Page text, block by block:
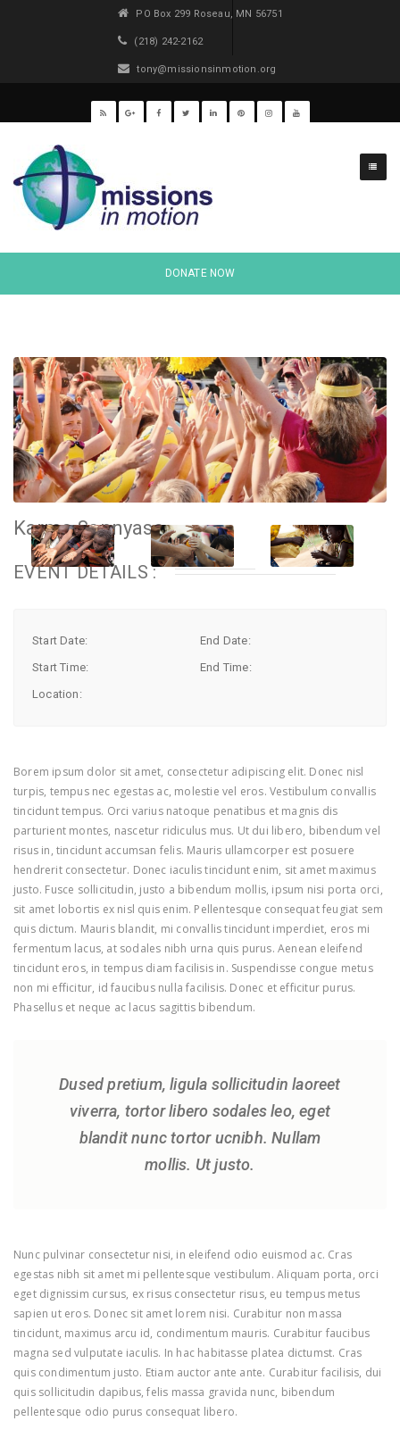
PO Box 299 Roseau, MN 56751
(218) 242-2162
tony@missionsinmotion.org
DONATE NOW
Karma Sannyasa
EVENT DETAILS :
Start Date:
End Date:
Start Time:
End Time:
Location:
Borem ipsum dolor sit amet, consectetur adipiscing elit. Donec nisl
turpis, tempus nec egestas ac, molestie vel eros. Vestibulum convallis
tincidunt tempus. Orci varius natoque penatibus et magnis dis
parturient montes, nascetur ridiculus mus. Ut dui libero, bibendum vel
risus in, tincidunt accumsan felis. Mauris ullamcorper est posuere
hendrerit consectetur. Donec iaculis tincidunt enim, sit amet maximus
justo. Fusce sollicitudin, justo a bibendum mollis, ipsum nisi porta orci,
sit amet lobortis ex nisl quis enim. Pellentesque consequat feugiat sem
quis dictum. Mauris blandit, mi convallis tincidunt imperdiet, eros mi
fermentum lacus, at sodales nibh urna quis purus. Aenean eleifend
tincidunt eros, in tempus diam facilisis in. Suspendisse congue metus
non mi efficitur, id faucibus nulla facilisis. Donec et efficitur purus.
Phasellus et neque ac lacus sagittis bibendum.
Dused pretium, ligula sollicitudin laoreet
viverra, tortor libero sodales leo, eget
blandit nunc tortor ucnibh. Nullam
mollis. Ut justo.
Nunc pulvinar consectetur nisi, in eleifend odio euismod ac. Cras
egestas nibh sit amet mi pellentesque vestibulum. Aliquam porta, orci
eget dignissim cursus, ex risus consectetur risus, eu tempus metus
sapien ut eros. Donec sit amet lorem nisi. Curabitur non massa
tincidunt, maximus arcu id, condimentum mauris. Curabitur faucibus
magna sed vulputate iaculis. In hac habitasse platea dictumst. Cras
quis condimentum justo. Etiam auctor ante ante. Curabitur facilisis, dui
quis sollicitudin dapibus, felis massa gravida nunc, bibendum
pellentesque odio purus consequat libero.